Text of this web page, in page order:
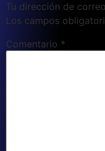
Tu dirección de
Los campos
Comentario *